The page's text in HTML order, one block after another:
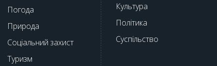
Погода
Природа
Соціальний захист
Туризм
Культура
Політика
Суспільство